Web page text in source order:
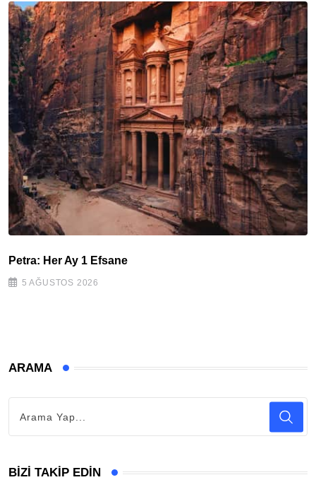
Petra: Her Ay 1 Efsane
5 AĞUSTOS 2026
ARAMA
BIZI TAKIP EDIN